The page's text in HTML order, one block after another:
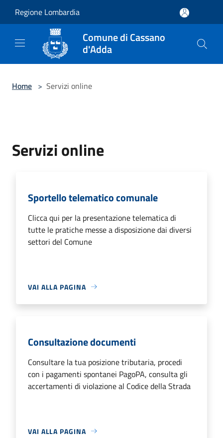
Regione Lombardia
Comune di Cassano
d'Adda
Home > Servizi online
Servizi online
Sportello telematico comunale
Clicca qui per la presentazione telematica di
tutte le pratiche messe a disposizione dai diversi
settori del Comune
VAI ALLA PAGINA
Consultazione documenti
Consultare la tua posizione tributaria, procedi
con i pagamenti spontanei PagoPA, consulta gli
accertamenti di violazione al Codice della Strada
VAI ALLA PAGINA